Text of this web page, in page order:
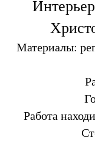
Материалы:
Работа